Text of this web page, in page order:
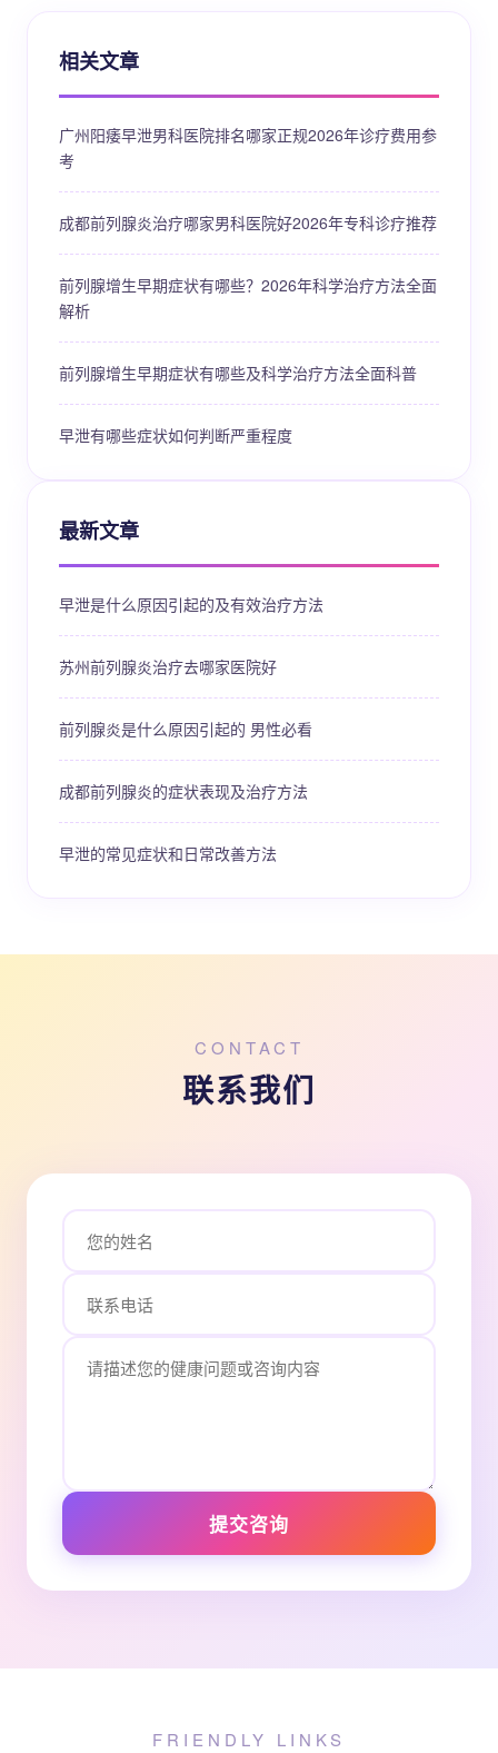
相关文章
广州阳痿早泄男科医院排名哪家正规2026年诊疗费用参
考
成都前列腺炎治疗哪家男科医院好2026年专科诊疗推荐
前列腺增生早期症状有哪些？2026年科学治疗方法全面
解析
前列腺增生早期症状有哪些及科学治疗方法全面科普
早泄有哪些症状如何判断严重程度
最新文章
早泄是什么原因引起的及有效治疗方法
苏州前列腺炎治疗去哪家医院好
前列腺炎是什么原因引起的 男性必看
成都前列腺炎的症状表现及治疗方法
早泄的常见症状和日常改善方法
CONTACT
联系我们
提交咨询
FRIENDLY LINKS